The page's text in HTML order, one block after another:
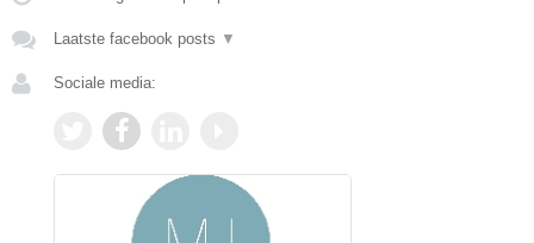
Laatste facebook posts ▼
Sociale media: